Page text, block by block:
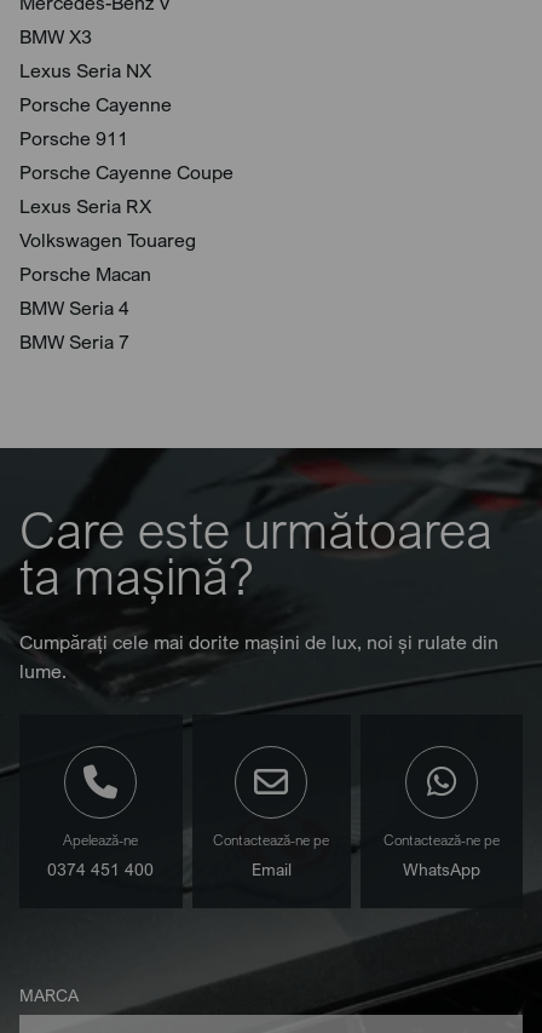
BMW X3
Lexus Seria NX
Porsche Cayenne
Porsche 911
Porsche Cayenne Coupe
Lexus Seria RX
Volkswagen Touareg
Porsche Macan
BMW Seria 4
BMW Seria 7
Care este următoarea
ta mașină?
Cumpărați cele mai dorite mașini de lux, noi și rulate din
lume.
Apelează-ne
0374 451 400
Contactează-ne pe
Email
Contactează-ne pe
WhatsApp
MARCA